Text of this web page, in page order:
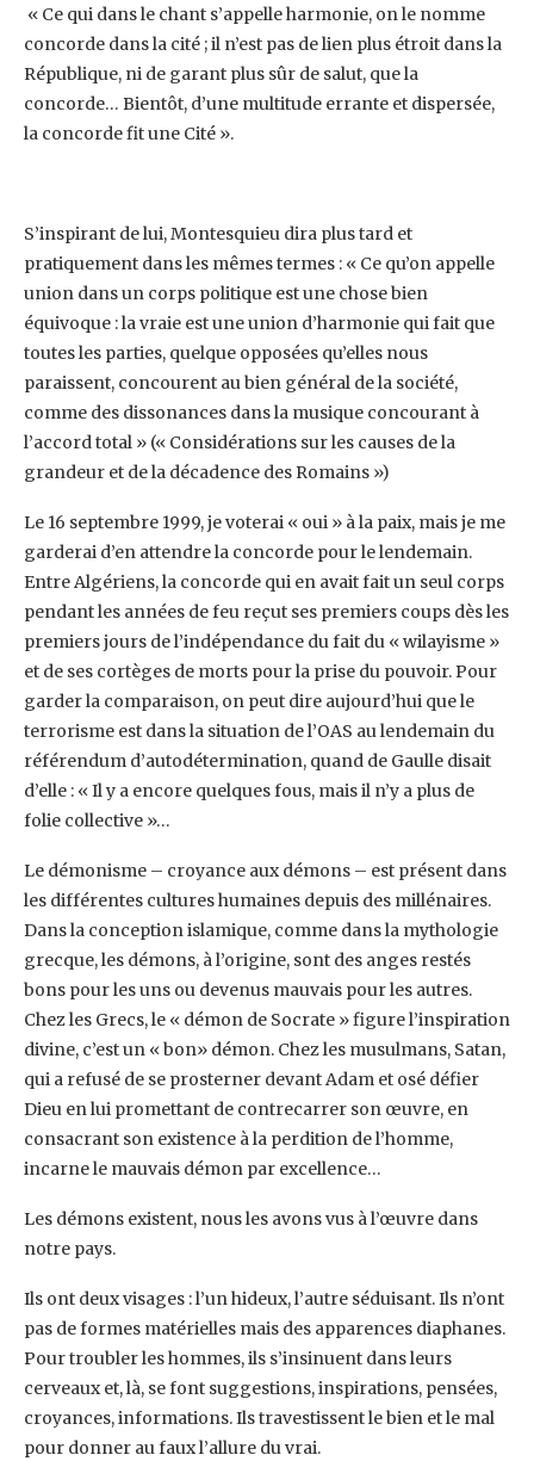
‎ « Ce qui dans le chant s’appelle harmonie, on le nomme
concorde dans la cité ; il n’est pas de lien ‎plus étroit dans la
République, ni de garant plus sûr de salut, que la
concorde… Bientôt, d’une ‎multitude errante et dispersée,
la concorde fit une Cité ».
S’inspirant de lui, Montesquieu dira plus tard et
pratiquement dans les mêmes termes : « Ce qu’on ‎appelle
union dans un corps politique est une chose bien
équivoque : la vraie est une union ‎d’harmonie qui fait que
toutes les parties, quelque opposées qu’elles nous
paraissent, concourent ‎au bien général de la société,
comme des dissonances dans la musique concourant à
l’accord total » ‎‎(« Considérations sur les causes de la
grandeur et de la décadence des Romains »)‎
Le 16 septembre 1999, je voterai « oui » à la paix, mais je me
garderai d’en attendre la concorde ‎pour le lendemain.
Entre Algériens, la concorde qui en avait fait un seul corps
pendant les années ‎de feu reçut ses premiers coups dès les
premiers jours de l’indépendance du fait du « wilayisme »
‎et de ses cortèges de morts pour la prise du pouvoir. Pour
garder la comparaison, on peut dire ‎aujourd’hui que le
terrorisme est dans la situation de l’OAS au lendemain du
référendum ‎d’autodétermination, quand de Gaulle disait
d’elle : « Il y a encore quelques fous, mais il n’y a plus ‎de
folie collective »…‎
Le démonisme – croyance aux démons – est présent dans
les différentes cultures humaines depuis ‎des millénaires.
Dans la conception islamique, comme dans la mythologie
grecque, les démons, à ‎l’origine, sont des anges restés
bons pour les uns ou devenus mauvais pour les autres.
Chez les ‎Grecs, le « démon de Socrate » figure l’inspiration
divine, c’est un « bon» démon. Chez les ‎musulmans, Satan,
qui a refusé de se prosterner devant Adam et osé défier
Dieu en lui promettant ‎de contrecarrer son œuvre, en
consacrant son existence à la perdition de l’homme,
incarne le ‎mauvais démon par excellence…‎
Les démons existent, nous les avons vus à l’œuvre dans
notre pays.
Ils ont deux visages : l’un ‎hideux, l’autre séduisant. Ils n’ont
pas de formes matérielles mais des apparences diaphanes.
Pour ‎troubler les hommes, ils s’insinuent dans leurs
cerveaux et, là, se font suggestions, inspirations, ‎pensées,
croyances, informations. Ils travestissent le bien et le mal
pour donner au faux l’allure du ‎vrai.